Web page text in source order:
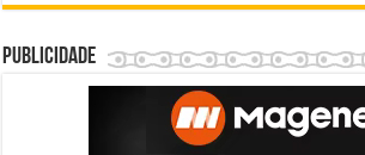
Publicidade